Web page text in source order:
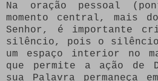
Na oração pessoal
momento central, mais
Senhor, é importante
silêncio, pois o
um espaço interior no
que permite a ação de
sua Palavra permaneça